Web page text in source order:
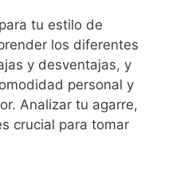
tu estilo de
los diferentes
y desventajas, y
personal y
Analizar tu agarre,
crucial para tomar